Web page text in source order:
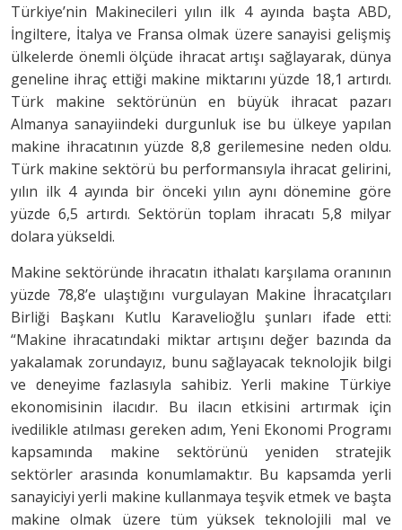
Türkiye’nin Makinecileri yılın ilk 4 ayında başta ABD,
İngiltere, İtalya ve Fransa olmak üzere sanayisi gelişmiş
ülkelerde önemli ölçüde ihracat artışı sağlayarak, dünya
geneline ihraç ettiği makine miktarını yüzde 18,1 artırdı.
Türk makine sektörünün en büyük ihracat pazarı
Almanya sanayiindeki durgunluk ise bu ülkeye yapılan
makine ihracatının yüzde 8,8 gerilemesine neden oldu.
Türk makine sektörü bu performansıyla ihracat gelirini,
yılın ilk 4 ayında bir önceki yılın aynı dönemine göre
yüzde 6,5 artırdı. Sektörün toplam ihracatı 5,8 milyar
dolara yükseldi.
Makine sektöründe ihracatın ithalatı karşılama oranının
yüzde 78,8’e ulaştığını vurgulayan Makine İhracatçıları
Birliği Başkanı Kutlu Karavelioğlu şunları ifade etti:
“Makine ihracatındaki miktar artışını değer bazında da
yakalamak zorundayız, bunu sağlayacak teknolojik bilgi
ve deneyime fazlasıyla sahibiz. Yerli makine Türkiye
ekonomisinin ilacıdır. Bu ilacın etkisini artırmak için
ivedilikle atılması gereken adım, Yeni Ekonomi Programı
kapsamında makine sektörünü yeniden stratejik
sektörler arasında konumlamaktır. Bu kapsamda yerli
sanayiciyi yerli makine kullanmaya teşvik etmek ve başta
makine olmak üzere tüm yüksek teknolojili mal ve